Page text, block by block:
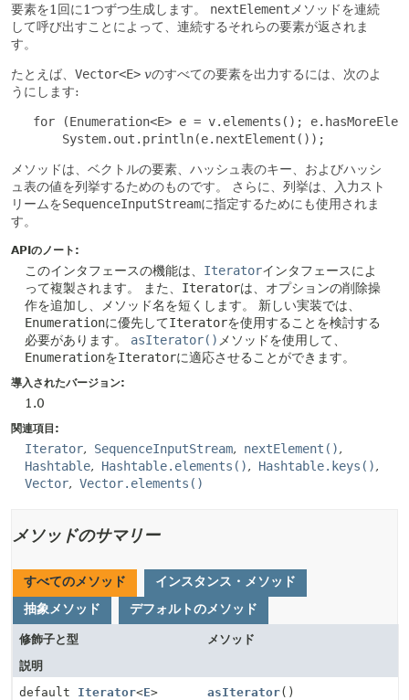
要素を1回に1つずつ生成します。
nextElement メソッドを連続
して呼び出すことによって、連続するそれらの要素が返されま
す。
たとえば、 Vector<E> vのすべての要素を出力するには、次のよ
うにします:
for (Enumeration<E> e = v.elements();
       System.out.println(e.nextElement());
メソッドは、ベクトルの要素、ハッシュ表のキー、およびハッシ
ュ表の値を列挙するためのものです。
さらに、列挙は、入力スト
リームをSequenceInputStreamに指定するためにも使用されま
す。
APIのノート:
このインタフェースの機能は、 Iteratorインタフェースによ
って複製されます。
また、 Iteratorは、オプションの削除操
作を追加し、メソッド名を短くします。
新しい実装では、
Enumerationに優先してIteratorを使用することを検討する
必要があります。
asIterator() メソッドを使用して、
EnumerationをIteratorに適応させることができます。
導入されたバージョン:
1.0
関連項目:
Iterator SequenceInputStream
nextElement()
Hashtable
Hashtable.elements()
Hashtable.keys()
Vector
Vector.elements()
メソッドのサマリー
すべてのメソッド
インスタンス・メソッド
抽象メソッド
デフォルトのメソッド
修飾子と型
メソッド
説明
default Iterator<E> asIterator()